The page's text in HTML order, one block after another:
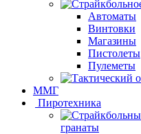
Автоматы
Винтовки
Магазины
Пистолеты
Пулеметы
ММГ
Пиротехника
гранаты